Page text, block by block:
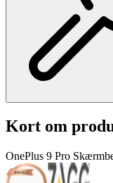
Kort om
OnePlus 9 Pro